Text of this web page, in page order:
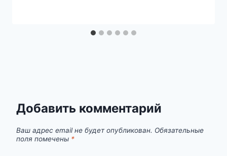
Добавить комментарий
Ваш адрес email не будет опубликован. Обязательные
поля помечены *